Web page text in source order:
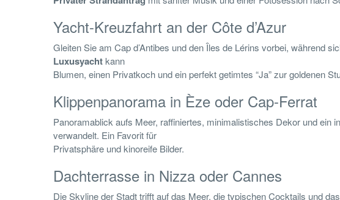
Yacht-Kreuzfahrt an der Côte d’Azur
Gleiten Sie am Cap d’Antibes und den Îles de Lérins vorbei, während
Luxusyacht kann
Blumen, einen Privatkoch und ein perfekt getimtes “Ja” zur goldenen
Klippenpanorama in Èze oder Cap-Ferrat
Panoramablick aufs Meer, raffiniertes, minimalistisches Dekor und ein
verwandelt. Ein Favorit für
Privatsphäre und kinoreife Bilder.
Dachterrasse in Nizza oder Cannes
Die Skyline der Stadt trifft auf das Meer, die typischen Cocktails und